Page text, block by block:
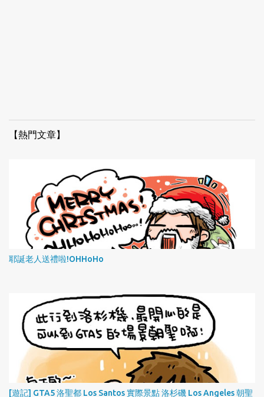
【熱門文章】
耶誕老人送禮啦!OHHoHo
[遊記] GTA5 洛聖都 Los Santos 實際景點 洛杉磯 Los Angeles 朝聖